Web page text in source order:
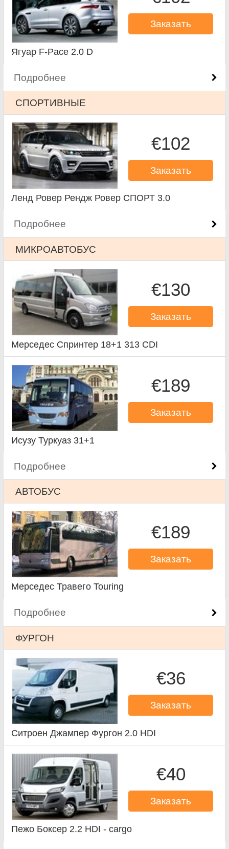
Заказать
Ягуар F-Pace 2.0 D
Подробнее
СПОРТИВНЫЕ
€102
Заказать
Ленд Ровер Рендж Ровер СПОРТ 3.0
Подробнее
МИКРОАВТОБУС
€130
Заказать
Мерседес Спринтер 18+1 313 CDI
€189
Заказать
Исузу Туркуаз 31+1
Подробнее
АВТОБУС
€189
Заказать
Мерседес Травего Touring
Подробнее
ФУРГОН
€36
Заказать
Ситроен Джампер Фургон 2.0 HDI
€40
Заказать
Пежо Боксер 2.2 HDI - cargo